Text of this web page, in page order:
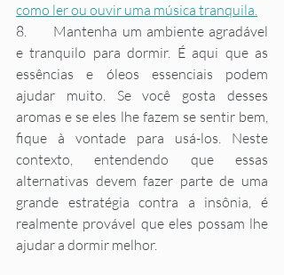
como ler ou ouvir uma música tranquila.
8.	Mantenha um ambiente agradável
e tranquilo para dormir. É aqui que as
essências e óleos essenciais podem
ajudar muito. Se você gosta desses
aromas e se eles lhe fazem se sentir bem,
fique à vontade para usá-los. Neste
contexto, entendendo que essas
alternativas devem fazer parte de uma
grande estratégia contra a insônia, é
realmente provável que eles possam lhe
ajudar a dormir melhor.